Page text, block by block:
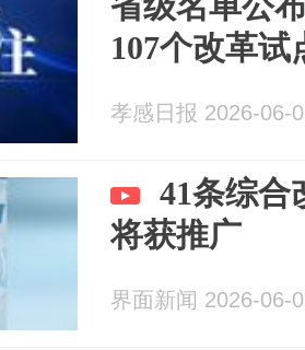
107个改革试
孝感日报 2026-06-
41条综合
将获推广
界面新闻 2026-06-